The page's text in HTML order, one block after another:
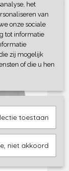
het
van
onze sociale
tot informatie
zij mogelijk
of die u hen
toestaan
niet akkoord